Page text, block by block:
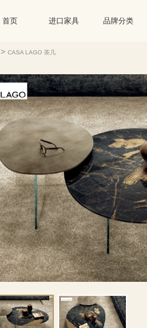
首页 进口家具 品牌分类
>CASA LAGO 茶几